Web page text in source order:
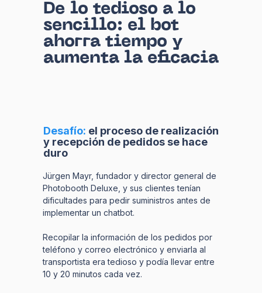
Jürgen Mayr, fundador y director general de
Photobooth Deluxe, y sus clientes tenían
dificultades para pedir suministros antes de
implementar un chatbot.
Recopilar la información de los pedidos por
teléfono y correo electrónico y enviarla al
transportista era tedioso y podía llevar entre
10 y 20 minutos cada vez.
De lo tedioso a lo
sencillo: el bot
ahorra tiempo y
aumenta la eficacia
Desafío: el proceso de realización
y recepción de pedidos se hace
duro